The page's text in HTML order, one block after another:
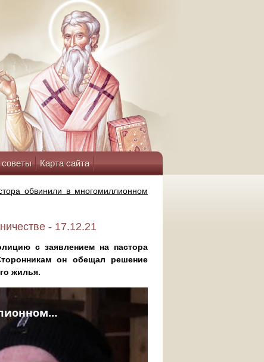
советы Карта сайта
обвинили в многомиллионном
- 17.12.21
с заявлением на пастора
он обещал решение
жилья.